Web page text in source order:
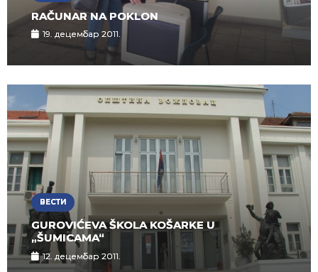
RAČUNAR NA POKLON
19. децембар 2011.
ВЕСТИ
GUROVIĆEVA ŠKOLA KOŠARKE U
„ŠUMICAMA“
12. децембар 2011.